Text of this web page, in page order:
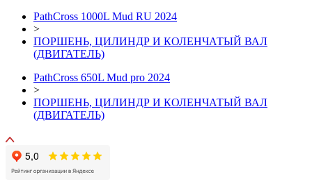
PathCross 1000L Mud RU 2024
>
ПОРШЕНЬ, ЦИЛИНДР И КОЛЕНЧАТЫЙ ВАЛ
(ДВИГАТЕЛЬ)
PathCross 650L Mud pro 2024
>
ПОРШЕНЬ, ЦИЛИНДР И КОЛЕНЧАТЫЙ ВАЛ
(ДВИГАТЕЛЬ)